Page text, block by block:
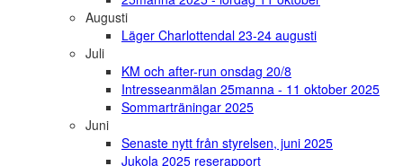
Augusti
Läger Charlottendal 23-24 augusti
Juli
KM och after-run onsdag 20/8
Intresseanmälan 25manna - 11 oktober 2025
Sommarträningar 2025
Juni
Senaste nytt från styrelsen, juni 2025
Jukola 2025 reserapport